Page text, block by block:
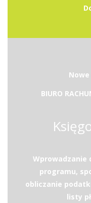
BIURO
Wprowadzanie
programu,
obliczanie
listy